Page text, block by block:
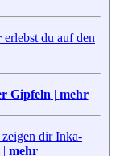
erlebst du auf den
Gipfeln | mehr
zeigen dir Inka-
mehr